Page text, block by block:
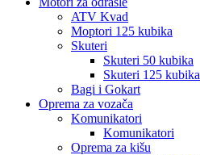
ATV Kvad
Moptori 125 kubika
Skuteri
Skuteri 50 kubika
Skuteri 125 kubika
Bagi i Gokart
Oprema za vozača
Komunikatori
Komunikatori
Oprema za kišu